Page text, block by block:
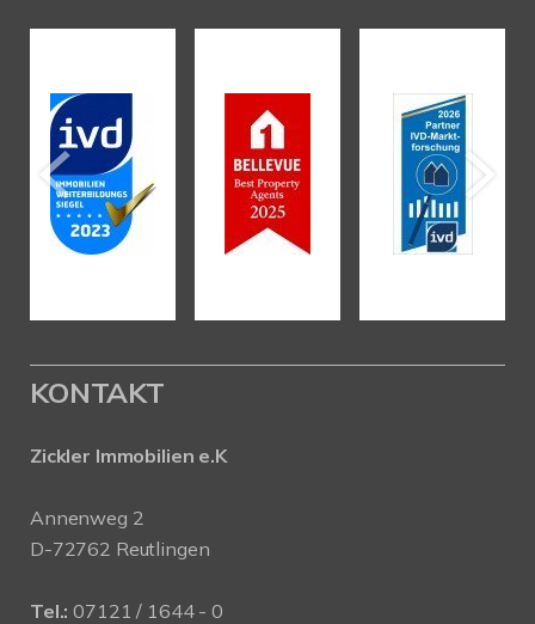
KONTAKT
Zickler Immobilien e.K
Annenweg 2
D-72762 Reutlingen
Tel.: 07121 / 1644 - 0